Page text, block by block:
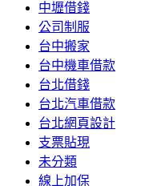
中壢借錢
公司制服
台中搬家
台中機車借款
台北借錢
台北汽車借款
台北網頁設計
支票貼現
未分類
線上加保